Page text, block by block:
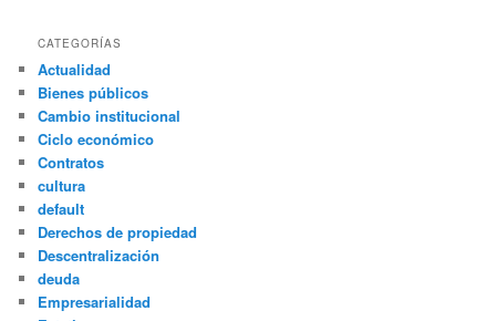
CATEGORÍAS
Actualidad
Bienes públicos
Cambio institucional
Ciclo económico
Contratos
cultura
default
Derechos de propiedad
Descentralización
deuda
Empresarialidad